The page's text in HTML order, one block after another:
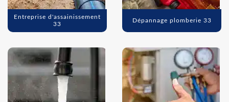
Entreprise d'assainissement
33
Dépannage plomberie 33